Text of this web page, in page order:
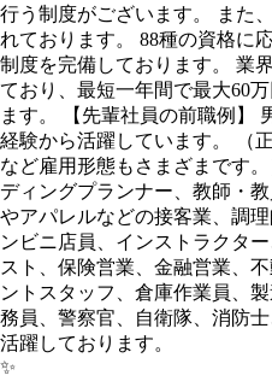
行う制度がございます。 また
れております。 88種の資格に
制度を完備しております。 業
ており、最短一年間で最大60
ます。 【先輩社員の前職例】
経験から活躍しています。 （
など雇用形態もさまざまです
ディングプランナー、教師・
やアパレルなどの接客業、調
ンビニ店員、インストラクタ
スト、保険営業、金融営業、
ントスタッフ、倉庫作業員、
務員、警察官、自衛隊、消防
活躍しております。
✨